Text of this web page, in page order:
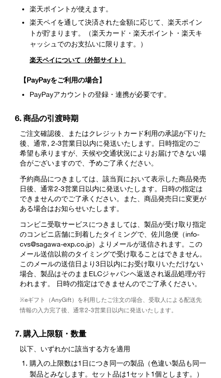
楽天ポイントが使えます。
楽天ペイを通して決済された金額に応じて、楽天ポイン
トが貯まります。（楽天カード・楽天ポイント・楽天キ
ャッシュでのお支払いに限ります。）
楽天ペイについて（外部サイト）
【PayPayをご利用の場合】
PayPayアカウントの登録・連携が必要です。
6. 商品の引渡時期
ご注文確認後、またはクレジットカード利用の承認が下りた
後、通常, 2-3営業日以内に発送いたします。日時指定のご
希望も承りますが、天候や交通状況によりお届けできない場
合がございますので、予めご了承ください。
予約商品につきましては、該当頁において表示した商品発売
日後、通常2-3営業日以内に発送いたします。日時の指定は
できませんのでご了承ください。また、商品発売日に変更が
ある場合はお知らせいたします。
コンビニ受取サービスにつきましては、製品が受け取り指定
のコンビニ店舗に到着したタイミングで、佐川急便（info-
cvs@sagawa-exp.co.jp）よりメールが送信されます。この
メール送信以前のタイミングで受け取ることはできません。
このメールの送信日より3日以内にお受け取りいただけない
場合、製品はそのままELCジャパンヘ返送され返品処理が行
われます。 日時の指定はできませんのでご了承ください。
※eギフト（AnyGift）を利用したご注文の場合、受取人による配送先
情報の入力完了後、通常2-3営業日以内に発送いたします。
7. 購入上限額・数量
以下、いずれかに該当する方を適用
購入の上限数は1日につき同一の製品（色違い製品も同一
製品とみなします。セット品は1セット1個とします。）